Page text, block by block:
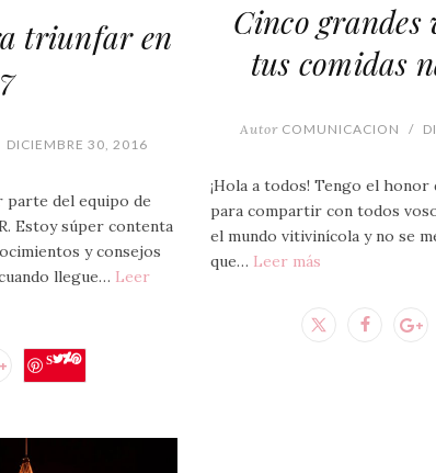
triunfar en
DICIEMBRE 30, 2016
parte del equipo de
Estoy súper contenta
y consejos
llegue… Leer
Save
Cinco grandes
tus comidas
Autor COMUNICACION /
¡Hola a todos! Tengo el
para compartir con todos
el mundo vitivinícola y no se
que… Leer más